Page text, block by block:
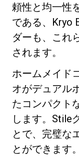
頼性と均一性
である、Kryo
ダーも、これ
されます。
ホームメイド
オがデュアル
たコンパクト
します。Stile
とで、完璧な
とができます。
プライバシーポリ